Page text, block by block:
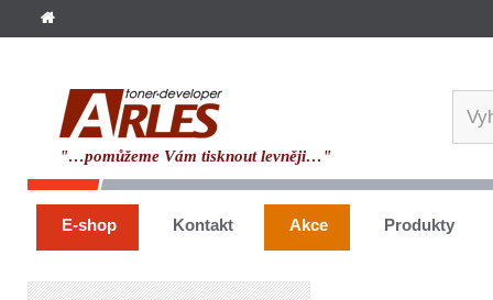
"…pomůžeme Vám tisknout levněji…"
E-shop Kontakt Akce Produkty